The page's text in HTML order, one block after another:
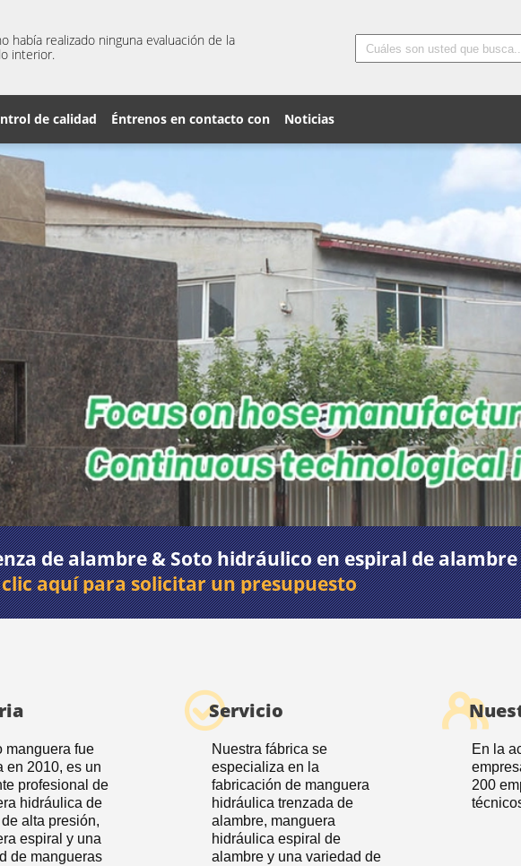
había realizado ninguna evaluación de la
interior.
de calidad Éntrenos en contacto con Noticias
de alambre & Soto hidráulico en espiral de
aquí para solicitar un presupuesto
manguera fue
en 2010, es un
profesional de
hidráulica de
alta presión,
espiral y una
de mangueras
Servicio
Nuestra fábrica se
especializa en la
fabricación de manguera
hidráulica trenzada de
alambre, manguera
hidráulica espiral de
alambre y una variedad de
En la
200